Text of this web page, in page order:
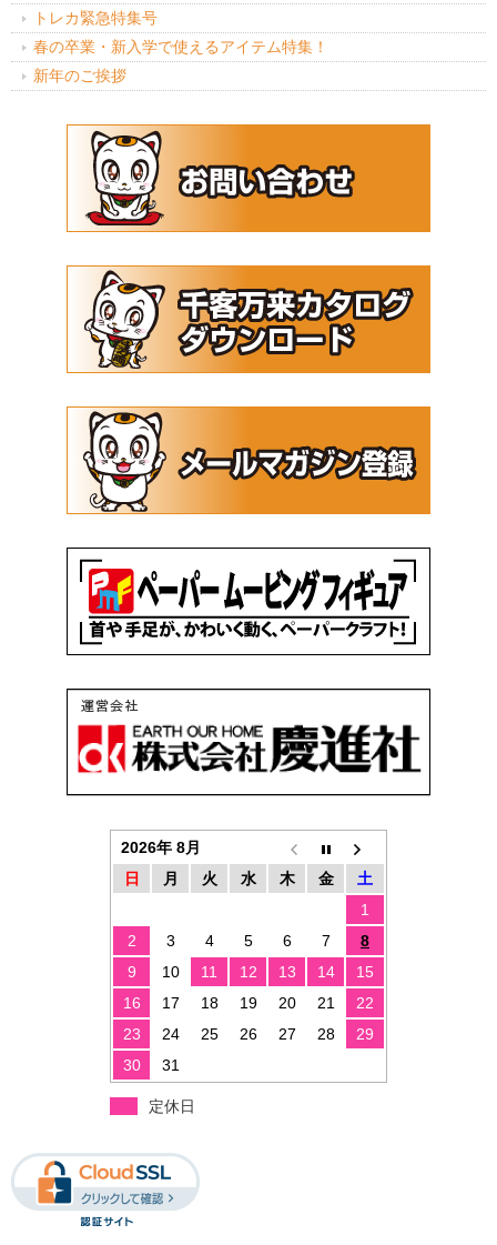
トレカ緊急特集号
春の卒業・新入学で使えるアイテム特集！
新年のご挨拶
2026年 8月
日
月 火 水 木 金
土
1
2
3 4 5 6 7
8
9
10 11 12 13 14
15
16
17 18 19 20 21
22
23
24 25 26 27 28
29
30
31
定休日